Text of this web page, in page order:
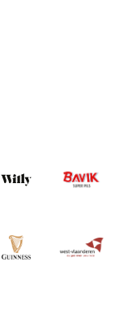
Image Image
Image Image